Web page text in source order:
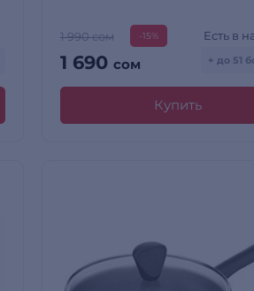
1 990 сом -15%
1 690 сом
Есть в
+ до 51
Купить